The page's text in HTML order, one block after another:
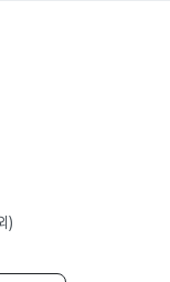
)